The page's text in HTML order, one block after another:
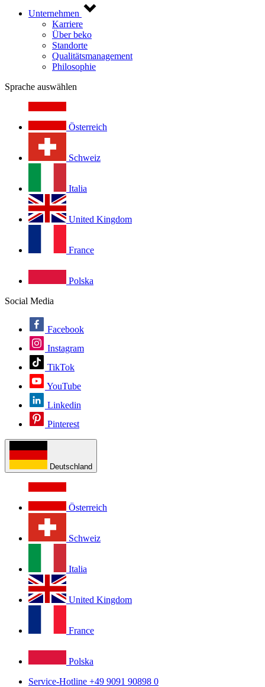
Unternehmen
Karriere
Über beko
Standorte
Qualitätsmanagement
Philosophie
Sprache auswählen
Österreich
Schweiz
Italia
United Kingdom
France
Polska
Social Media
Facebook
Instagram
TikTok
YouTube
Linkedin
Pinterest
Deutschland
Österreich
Schweiz
Italia
United Kingdom
France
Polska
Service-Hotline +49 9091 90898 0